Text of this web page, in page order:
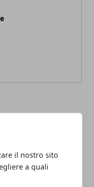
il nostro sito
a quali